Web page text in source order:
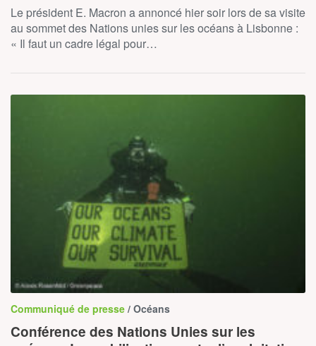
Le président E. Macron a annoncé hier soir lors de sa visite
au sommet des Nations unies sur les océans à Lisbonne :
« Il faut un cadre légal pour…
Communiqué de presse / Océans
Conférence des Nations Unies sur les